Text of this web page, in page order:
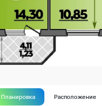
Планировка Расположение